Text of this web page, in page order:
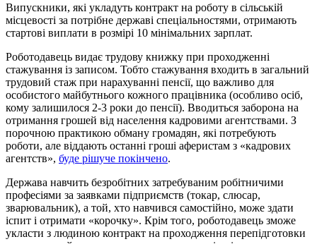
Випускники, які укладуть контракт на роботу в сільській
місцевості за потрібне державі спеціальностями, отримають
стартові виплати в розмірі 10 мінімальних зарплат.
Роботодавець видає трудову книжку при проходженні
стажування із записом. Тобто стажування входить в загальний
трудовий стаж при нарахуванні пенсії, що важливо для
особистого майбутнього кожного працівника (особливо осіб,
кому залишилося 2-3 роки до пенсії). Вводиться заборона на
отримання грошей від населення кадровими агентствами. З
порочною практикою обману громадян, які потребують
роботи, але віддають останні гроші аферистам з «кадрових
агентств», буде рішуче покінчено.
Держава навчить безробітних затребуваним робітничими
професіями за заявками підприємств (токар, слюсар,
зварювальник), а той, хто навчився самостійно, може здати
іспит і отримати «корочку». Крім того, роботодавець зможе
укласти з людиною контракт на проходження перепідготовки